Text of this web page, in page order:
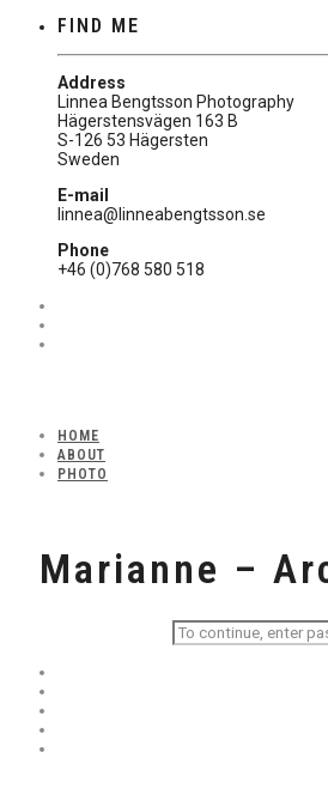
FIND ME
Address
Linnea Bengtsson Photography
Hägerstensvägen 163 B
S-126 53 Hägersten
Sweden
E-mail
linnea@linneabengtsson.se
Phone
+46 (0)768 580 518
HOME
ABOUT
PHOTO
Marianne –